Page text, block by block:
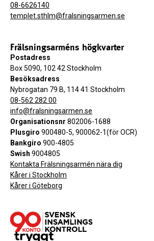
08-6626140
templet.sthlm@fralsningsarmen.se
Frälsningsarméns högkvarter
Postadress
Box 5090, 102 42 Stockholm
Besöksadress
Nybrogatan 79 B, 114 41 Stockholm
08-562 282 00
info@fralsningsarmen.se
Organisationsnr 802006-1688
Plusgiro 900480-5, 900062-1(för OCR)
Bankgiro 900-4805
Swish 9004805
Kontakta Frälsningsarmén nära dig
Kårer i Stockholm
Kårer i Göteborg